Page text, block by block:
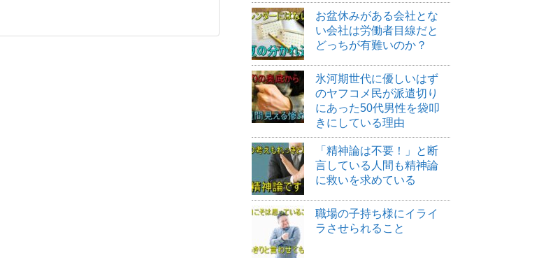
お盆休みがある会社とな
い会社は労働者目線だと
どっちが有難いのか？
氷河期世代に優しいはず
のヤフコメ民が派遣切り
にあった50代男性を袋叩
きにしている理由
「精神論は不要！」と断
言している人間も精神論
に救いを求めている
職場の子持ち様にイライ
ラさせられること